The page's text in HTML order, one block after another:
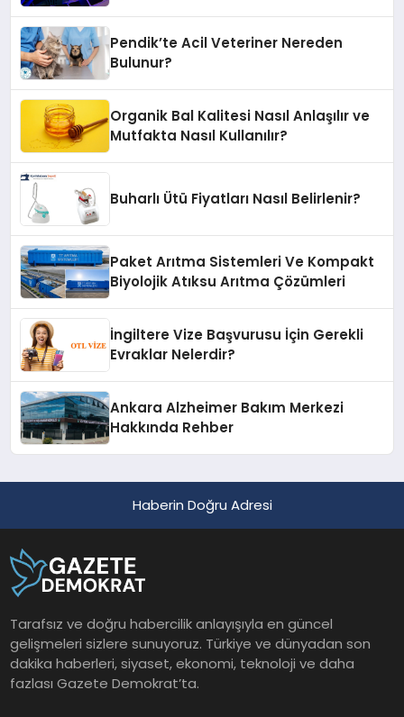
Pendik’te Acil Veteriner Nereden
Bulunur?
Organik Bal Kalitesi Nasıl Anlaşılır ve
Mutfakta Nasıl Kullanılır?
Buharlı Ütü Fiyatları Nasıl Belirlenir?
Paket Arıtma Sistemleri Ve Kompakt
Biyolojik Atıksu Arıtma Çözümleri
İngiltere Vize Başvurusu İçin Gerekli
Evraklar Nelerdir?
Ankara Alzheimer Bakım Merkezi
Hakkında Rehber
Haberin Doğru Adresi
Tarafsız ve doğru habercilik anlayışıyla en güncel
gelişmeleri sizlere sunuyoruz. Türkiye ve dünyadan son
dakika haberleri, siyaset, ekonomi, teknoloji ve daha
fazlası Gazete Demokrat’ta.